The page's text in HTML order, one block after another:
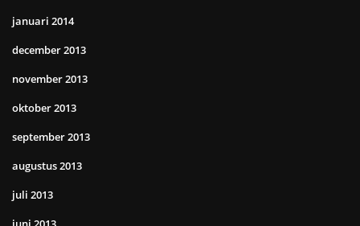
januari 2014
december 2013
november 2013
oktober 2013
september 2013
augustus 2013
juli 2013